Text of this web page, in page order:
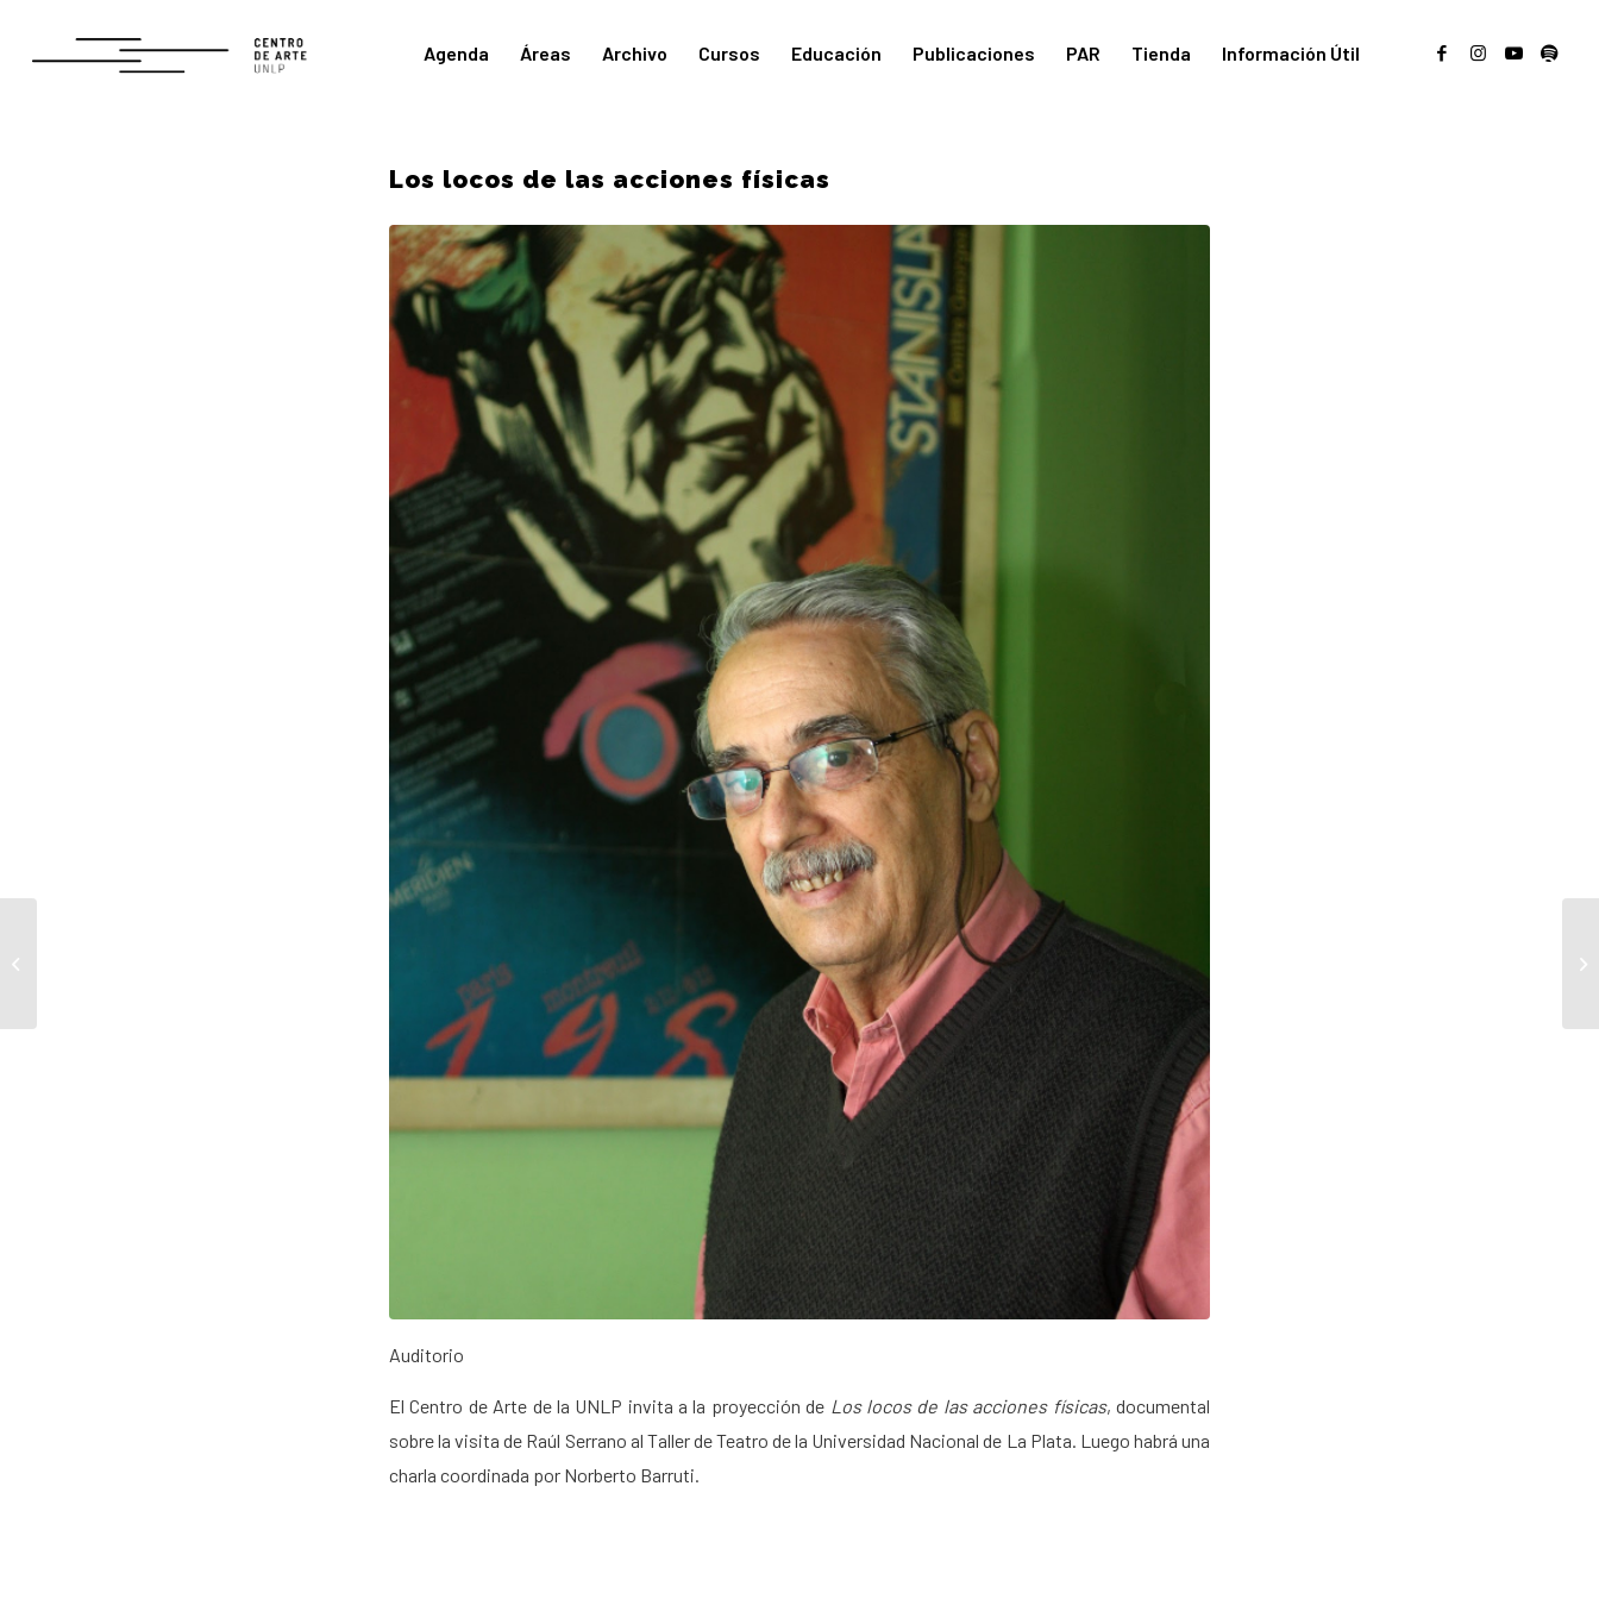
Agenda Áreas Archivo Cursos Educación Publicaciones PAR Tienda Información Útil
Los locos de las acciones físicas
Auditorio
El Centro de Arte de la UNLP invita a la proyección de Los locos de las acciones físicas, documental
sobre la visita de Raúl Serrano al Taller de Teatro de la Universidad Nacional de La Plata. Luego habrá una
charla coordinada por Norberto Barruti.